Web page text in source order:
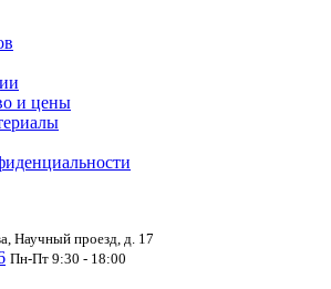
и цены
Научный проезд, д. 17
Пн-Пт 9:30 - 18:00